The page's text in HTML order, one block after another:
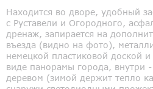
Находится во дворе, удобный
с Руставели и Огородного,
дренаж, запирается на
въезда (видно на фото),
немецкой пластиковой доской
виде панорамы города, внутри
деревом (зимой держит тепло